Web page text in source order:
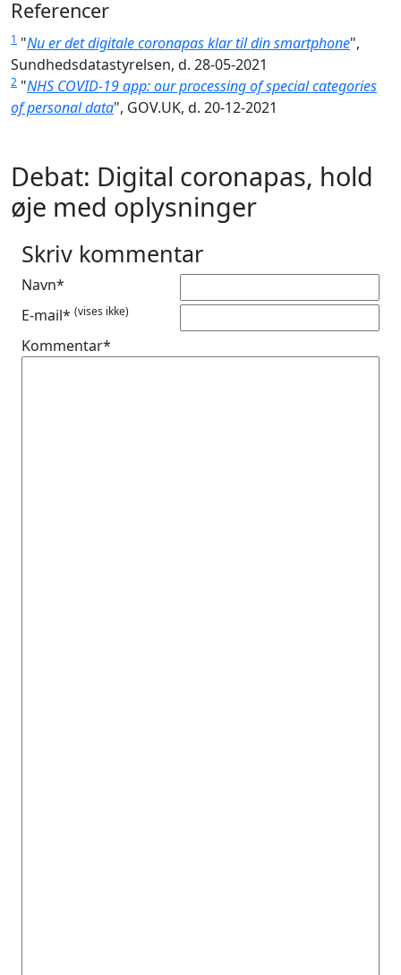
Referencer
1 "Nu er det digitale coronapas klar til din smartphone",
Sundhedsdatastyrelsen, d. 28-05-2021
2 "NHS COVID-19 app: our processing of special categories
of personal data", GOV.UK, d. 20-12-2021
Debat: Digital coronapas, hold
øje med oplysninger
Skriv kommentar
Navn*
E-mail* (vises ikke)
Kommentar*